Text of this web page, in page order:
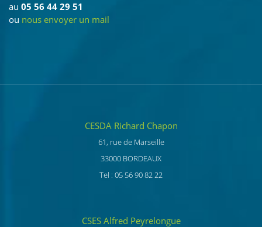
au 05 56 44 29 51
ou nous envoyer un mail
CESDA Richard Chapon
61, rue de Marseille
33000 BORDEAUX
Tel : 05 56 90 82 22
CSES Alfred Peyrelongue